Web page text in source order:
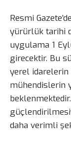
Resmi
yürürlük tarihi
uygulama 1
girecektir. Bu
yerel idarelerin
mühendislerin
daha verimli